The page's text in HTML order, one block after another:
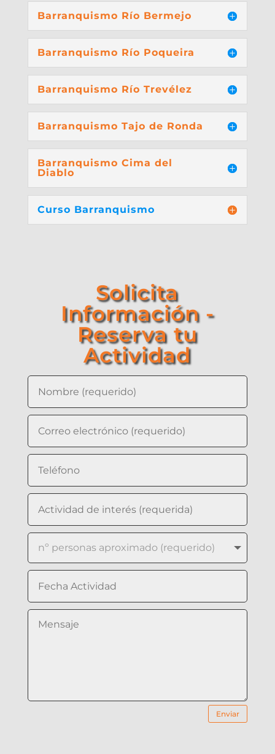
Barranquismo Río Bermejo
Barranquismo Río Poqueira
Barranquismo Río Trevélez
Barranquismo Tajo de Ronda
Barranquismo Cima del
Diablo
Curso Barranquismo
Solicita
Información -
Reserva tu
Actividad
Enviar